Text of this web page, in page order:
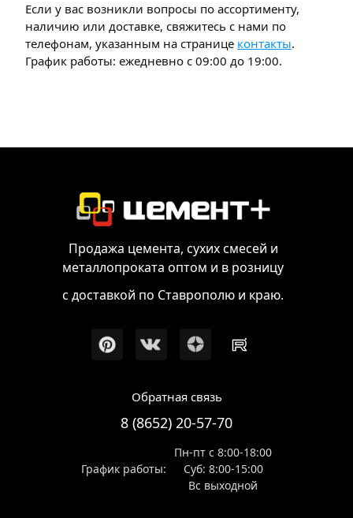
Если у вас возникли вопросы по ассортименту,
наличию или доставке, свяжитесь с нами по
телефонам, указанным на странице контакты.
График работы: ежедневно с 09:00 до 19:00.
Продажа цемента, сухих смесей и
металлопроката оптом и в розницу
с доставкой по Ставрополю и краю.
Обратная связь
8 (8652) 20-57-70
График работы:
Пн-пт с 8:00-18:00
Суб: 8:00-15:00
Вс выходной